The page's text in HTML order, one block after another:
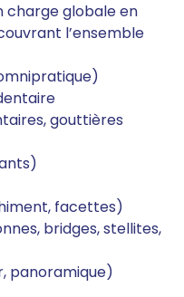
charge globale en
l’ensemble
gouttières
facettes)
bridges, stellites,
panoramique)